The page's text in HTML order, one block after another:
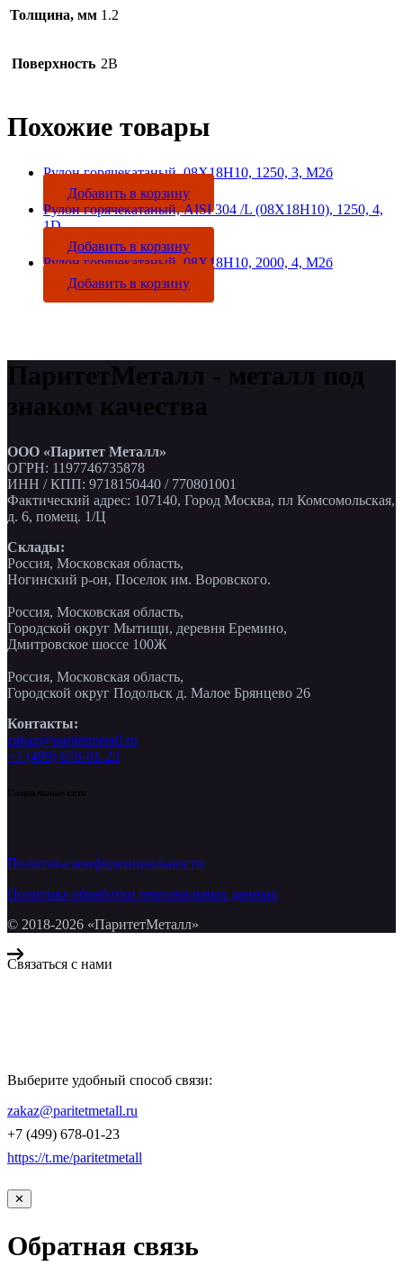
Толщина, мм 1.2
Поверхность 2B
Похожие товары
Рулон горячекатаный, 08Х18Н10, 1250, 3, М2б
Добавить в корзину
Рулон горячекатаный, AISI 304 /L (08Х18Н10), 1250, 4,
1D
Добавить в корзину
Рулон горячекатаный, 08Х18Н10, 2000, 4, М2б
Добавить в корзину
ПаритетМеталл - металл под
знаком качества
ООО «Паритет Металл»
ОГРН: 1197746735878
ИНН / КПП: 9718150440 / 770801001
Фактический адрес: 107140, Город Москва, пл Комсомольская,
д. 6, помещ. 1/Ц
Склады:
Россия, Московская область,
Ногинский р-он, Поселок им. Воровского.
Россия, Московская область,
Городской округ Мытищи, деревня Еремино,
Дмитровское шоссе 100Ж
Россия, Московская область,
Городской округ Подольск д. Малое Брянцево 26
Контакты:
zakaz@paritetmetall.ru
+7 (499) 678-01-23
Социальные сети
Политика конфиденциальности
Политика обработки персональных данных
© 2018-2026 «ПаритетМеталл»
Связаться с нами
Выберите удобный способ связи:
zakaz@paritetmetall.ru
+7 (499) 678-01-23
https://t.me/paritetmetall
✕
Обратная связь